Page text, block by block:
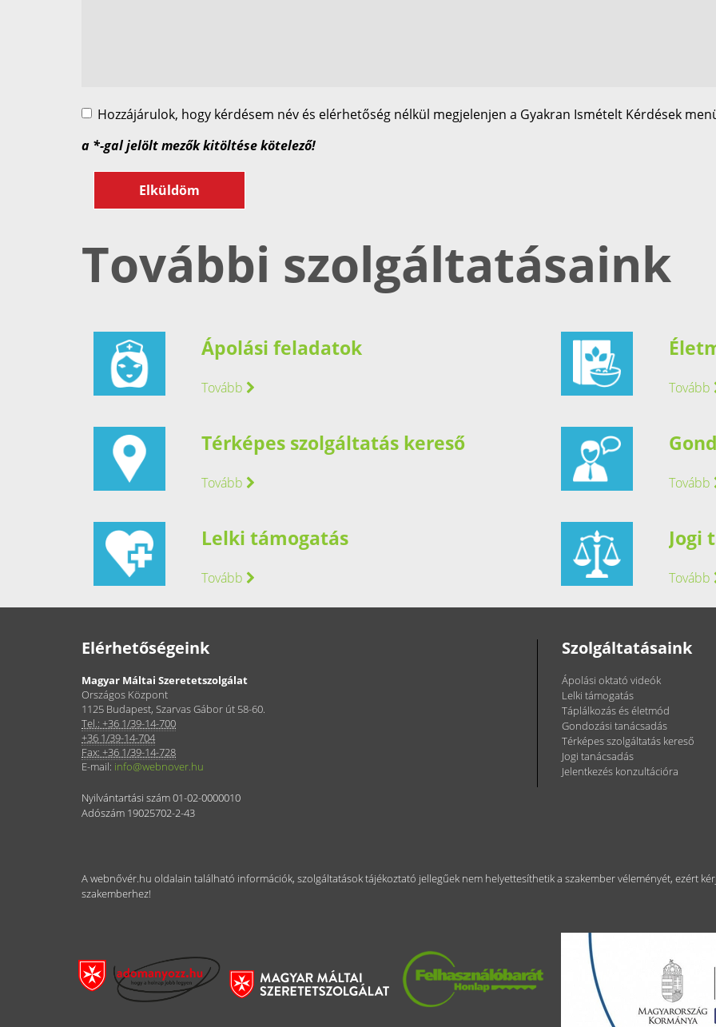
Hozzájárulok, hogy kérdésem név és elérhetőség nélkül megjelenjen a Gyakran Ismételt Kérdések
a *-gal jelölt mezők kitöltése kötelező!
Elküldöm
További szolgáltatásaink
Ápolási feladatok
Tovább
Térképes szolgáltatás kereső
Tovább
Lelki támogatás
Tovább
Tovább
Tovább
Jogi
Tovább
Elérhetőségeink
Magyar Máltai Szeretetszolgálat
Országos Központ
1125 Budapest, Szarvas Gábor út 58-60.
Tel.: +36 1/39-14-700
+36 1/39-14-704
Fax: +36 1/39-14-728
E-mail: info@webnover.hu
Nyilvántartási szám 01-02-0000010
Adószám 19025702-2-43
Szolgáltatásaink
Ápolási oktató videók
Lelki támogatás
Táplálkozás és életmód
Gondozási tanácsadás
Térképes szolgáltatás kereső
Jogi tanácsadás
Jelentkezés konzultációra
A webnővér.hu oldalain található információk, szolgáltatások tájékoztató jellegűek nem helyettesíthetik a szakember véleményét, ezért
szakemberhez!